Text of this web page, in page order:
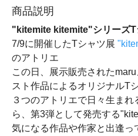
商品説明
"kitemite kitemite"シリーズT
7/9に開催したTシャツ展
のアトリエ
この日、展示販売された
スト作品によるオリジナルT
３つのアトリエで日々生ま
ら、第3弾として発売する
気になる作品や作家と出逢っ